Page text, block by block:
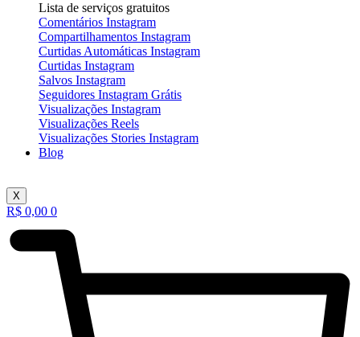
Lista de serviços gratuitos
Comentários Instagram
Compartilhamentos Instagram
Curtidas Automáticas Instagram
Curtidas Instagram
Salvos Instagram
Seguidores Instagram Grátis
Visualizações Instagram
Visualizações Reels
Visualizações Stories Instagram
Blog
X
R$ 0,00 0